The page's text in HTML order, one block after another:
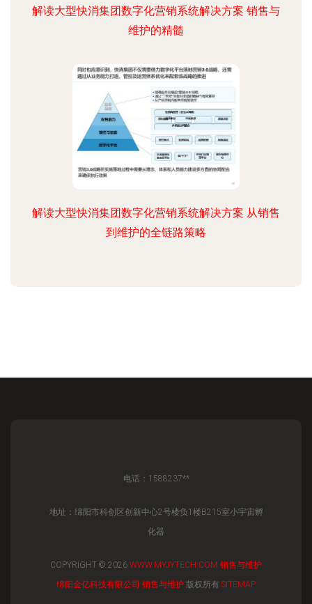
解读大型快消集团数字化营销系统解决方案 销售与
维护的精髓
解读大型快消集团数字化营销系统解决方案 从销售
到维护的全链路策略
电话：1588237**
地址：绵阳市科创区创新中心2号楼负1楼B215室小宇宙孵
化器
COPYRIGHT © 2026 WWW.MYJYTECH.COM 销售与维护
绵阳金亿科技有限公司 销售与维护 版权所有 SITEMAP